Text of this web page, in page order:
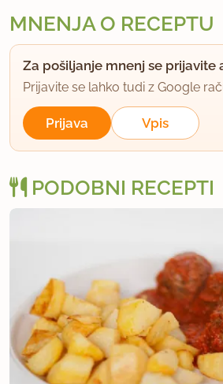
MNENJA O RECEPTU
Za pošiljanje mnenj se prijavite
Prijavite se lahko tudi z Google
Prijava Vpis
PODOBNI RECEPTI